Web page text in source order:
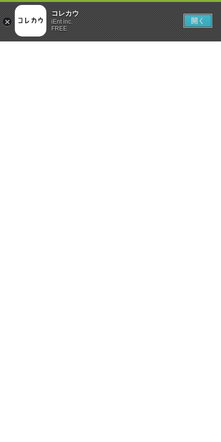
コレカウ
iEnt inc.
FREE
開く